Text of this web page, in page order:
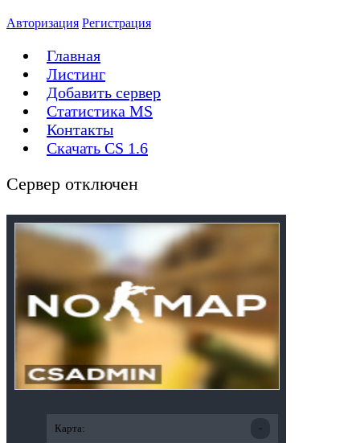
Авторизация Регистрация
Главная
Листинг
Добавить сервер
Статистика MS
Контакты
Скачать CS 1.6
Сервер отключен
Карта: -